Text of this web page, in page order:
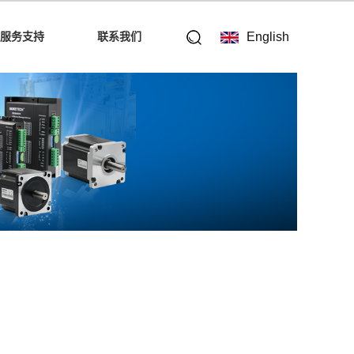
服务支持 联系我们 English